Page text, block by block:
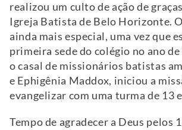
realizou um culto de ação de
Igreja Batista de Belo Horizonte.
ainda mais especial, uma vez que
primeira sede do colégio no ano
o casal de missionários batistas
e Ephigênia Maddox, iniciou a
evangelizar com uma turma de 13
Tempo de agradecer a Deus pelos